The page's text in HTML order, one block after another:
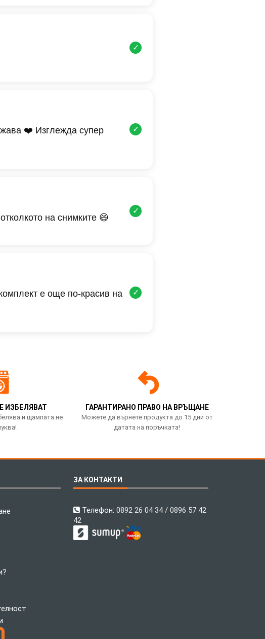
✓
❤️ Изглежда супер
✓
на снимките 😄
✓
е още по-красив на
✓
ИЗБЕЛЯВАТ
и щампата не
ГАРАНТИРАНО ПРАВО НА ВРЪЩАНЕ
Можете да върнете продукта до 15 дни от
датата на поръчката!
ЗА КОНТАКТИ
Телефон: 0892 26 04 34 / 0896 57 42
42